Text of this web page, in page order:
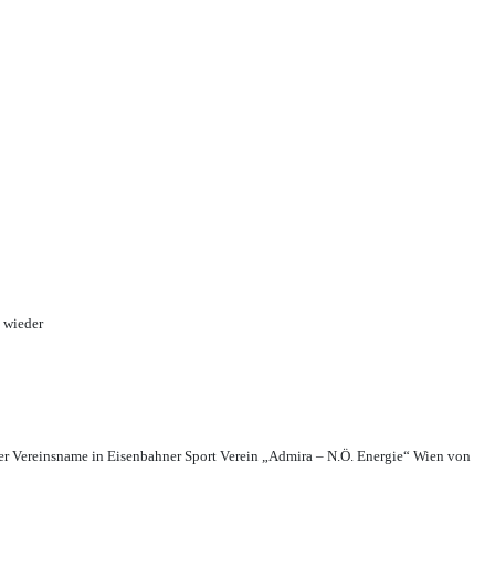
wieder
Vereinsname in Eisenbahner Sport Verein „Admira – N.Ö. Energie“ Wien von